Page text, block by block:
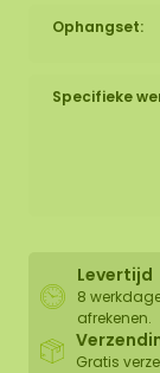
Ophangset:
Specifieke
Levertijd
8
afrekenen.
Gratis